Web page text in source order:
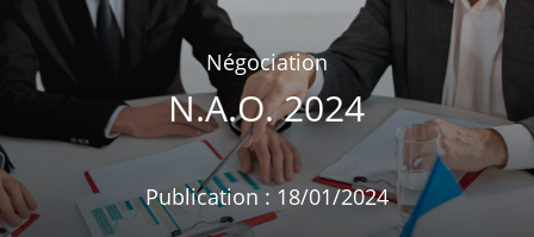
Négociation
N.A.O. 2024
Publication : 18/01/2024